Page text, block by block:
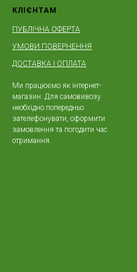
КЛІЄНТАМ
ПУБЛІЧНА ОФЕРТА
УМОВИ ПОВЕРНЕННЯ
ДОСТАВКА І ОПЛАТА
Ми працюємо як інтернет-
магазин. Для самовивозу
необхідно попередньо
зателефонувати, оформити
замовлення та погодити час
отримання.